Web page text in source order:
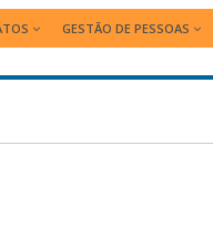
GESTÃO DE PESSOAS